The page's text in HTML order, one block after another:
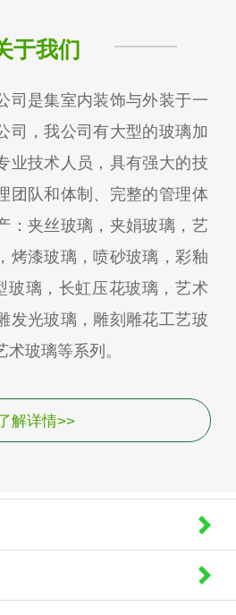
于我们
司是集室内装饰与外装于一
司，我公司有大型的玻璃加
业技术人员，具有强大的技
团队和体制、完整的管理体
：夹丝玻璃，夹娟玻璃，艺
烤漆玻璃，喷砂玻璃，彩釉
玻璃，长虹压花玻璃，艺术
发光玻璃，雕刻雕花工艺玻
玻璃等系列。
解详情>>